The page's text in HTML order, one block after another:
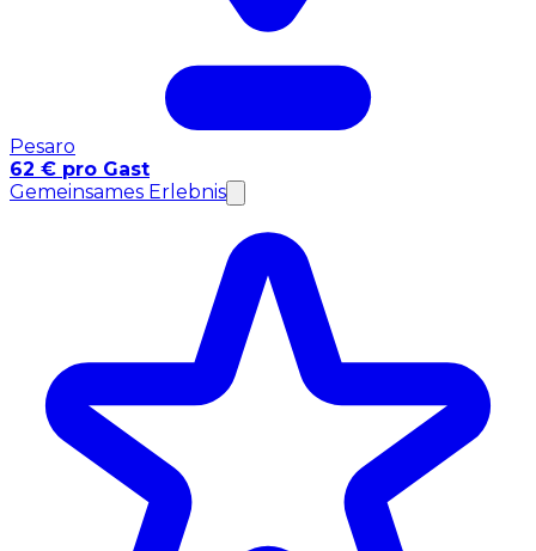
Pesaro
62 € pro Gast
Gemeinsames Erlebnis